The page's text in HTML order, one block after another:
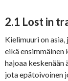
2.1 Lost in
Kielimuuri on
eikä
hajoaa
jota epätoivoinen